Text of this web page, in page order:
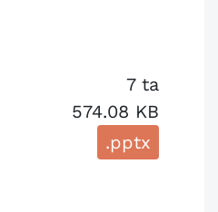
7ta
574.08 KB
.pptx